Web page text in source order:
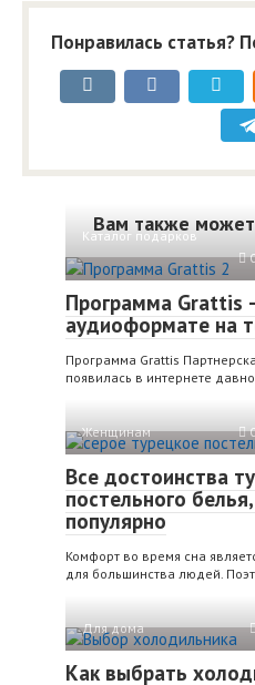
Понравилась статья?
Вам также
Каталог подарков
Программа Grattis
аудиоформате на
Программа Grattis
появилась в интернете
Женщинам
Все достоинства
постельного
популярно
Комфорт во время сна
для большинства людей.
Для дома
Как выбрать